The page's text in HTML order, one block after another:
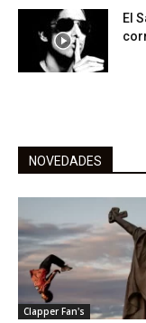
El
NOVEDADES
Clapper Fan's